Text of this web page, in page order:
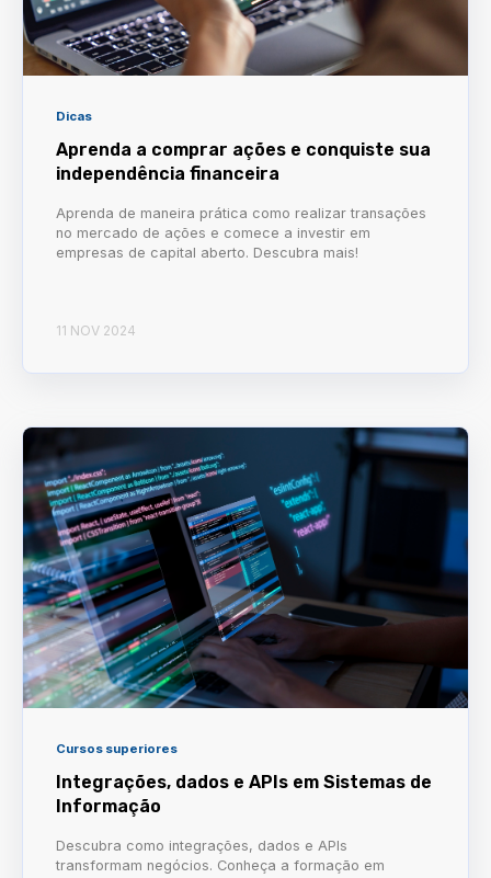
Dicas
Aprenda a comprar ações e conquiste sua
independência financeira
Aprenda de maneira prática como realizar transações
no mercado de ações e comece a investir em
empresas de capital aberto. Descubra mais!
11 NOV 2024
Cursos superiores
Integrações, dados e APIs em Sistemas de
Informação
Descubra como integrações, dados e APIs
transformam negócios. Conheça a formação em